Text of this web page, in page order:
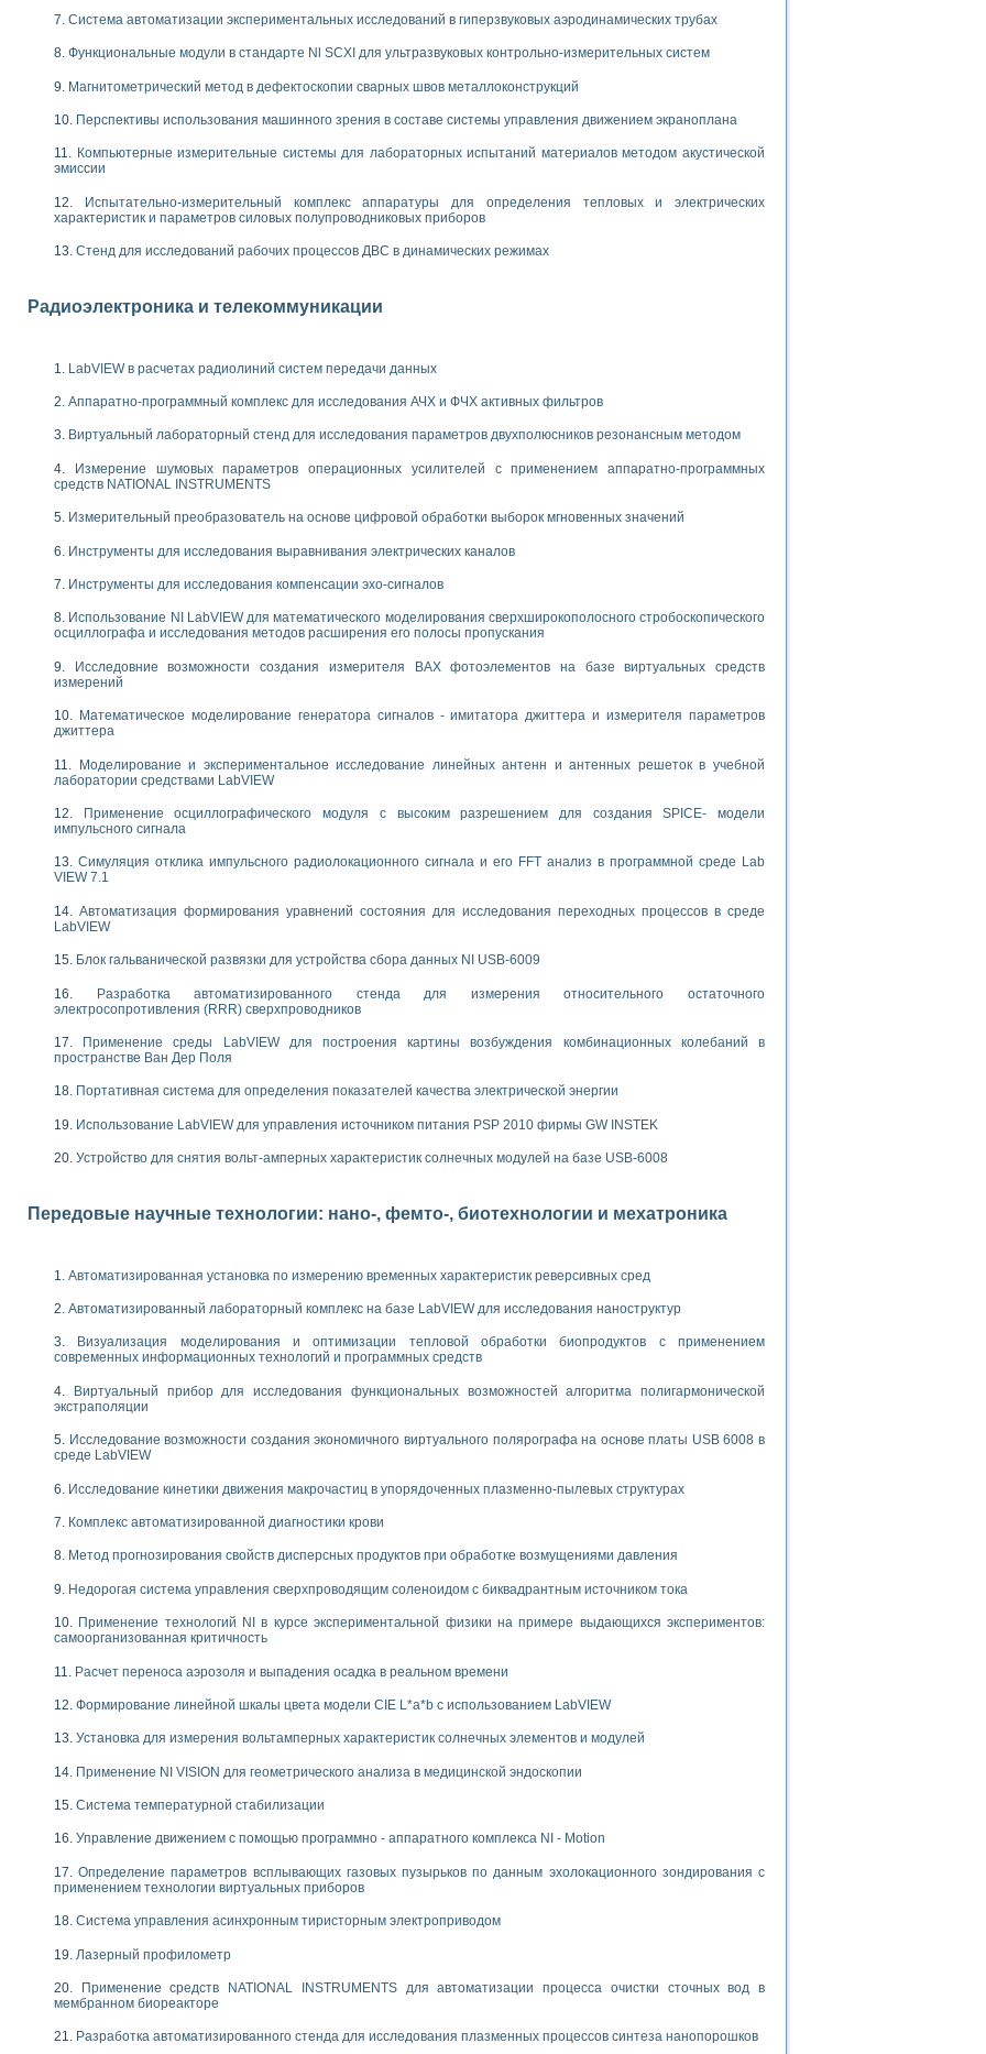
зрения для контроля образцов
переходных процессов при коротких замыканиях в узлах электрических нагрузок
путем моделирования технологических процессов пищевых производств с использованием языка программирования LabVIEW
процессом цементирования нефтегазовых скважин
среды специальной барокамеры
с использованием среды графического программирования LabVIEW для моделирования типовых химико-технологических процессов
термотрансферной маркировки изделий
для исследова¬ния электрофизических свойств аморфного гидрогенизированного карбида кремния (A-SIC:H)
швов на базе технологий фирмы NATIONAL INSTRUMENTS
стенда по измерению профиля зеркальной антенны и построению диаграммы направленности
нелинейных резистивных цепей
в процесе изучения специальных дисциплин в технических колледжах
WORKBENCH-MULTISIM для электротехнической подготовки инженеров-неэлектриков
ИНС на основе LabVIEW
теории коммутации
течения в расширяющемся канале
«Изучение магнитных свойств ферромагнетиков. Петля гистерезиса» с использованием графической среды программирования LabVIEW
адиабатического расширения газов
переходных характеристик асинхронных двигателей при пуске
результатов измерительного экспримента
измерений с помощью LabVIEW
INSTRUMENTS для создания систем автоматизированного лабораторного практикума
принципа действия универсального цифрового вольтметра
обеспечение учебных лабораторных стендов
для изучения технологии выращивания полупроводниковых и оптических монокристаллов
LabVIEW
для исследования АЧХ и ФЧХ активных фильтров
лабораторный практикум по курсу «радиотехнические цепи и сигналы»
INSTRUMENTS в операционной системе LINUX
полигармонической экстраполяции в среде LabVIEW
принципа действия универсального цифрового вольтметра
«Моделирование систем» и «Автоматизация проектирования систем и средств управления»
электрических характеристик газоразрядных и люминесцентных ламп
информационно-измерительным системам (ИИС)
теории Коммутации
работы «Имитационное моделирование погрешностей канала измерения температуры» в среде LabVIEW
решателей обыкновенных дифференциальных уравнений инструментальных систем моделирования
практикума по электронике кафедры информационных систем МИРЭА
по электротехнике в среде MULTISIM
частотного анализа для LabWindows/CVI и LabVIEW
«Технологии NATIONAL INSTRUMENTS» в ростовском колледже связи и информатики
программе «Прикладная физика и физическая информатика» инновационного образовательного проекта РУДН
постоянного тока
электромагнитного поля для испытаний изделий авионики
Система автоматизации экспериментальных исследований в гиперзвуковых аэродинамических трубах
Функциональные модули в стандарте Nl SCXI для ультразвуковых контрольно-измерительных систем
Магнитометрический метод в дефектоскопии сварных швов металлоконструкций
Перспективы использования машинного зрения в составе системы управления движением экраноплана
Компьютерные измерительные системы для лабораторных испытаний материалов методом акустической
эмиссии
Испытательно-измерительный комплекс аппаратуры для определения тепловых и электрических
характеристик и параметров силовых полупроводниковых приборов
Стенд для исследований рабочих процессов ДВС в динамических режимах
Радиоэлектроника и телекоммуникации
LabVIEW в расчетах радиолиний систем передачи данных
Аппаратно-программный комплекс для исследования АЧХ и ФЧХ активных фильтров
Виртуальный лабораторный стенд для исследования параметров двухполюсников резонансным методом
Измерение шумовых параметров операционных усилителей с применением аппаратно-программных
средств NATIONAL INSTRUMENTS
Измерительный преобразователь на основе цифровой обработки выборок мгновенных значений
Инструменты для исследования выравнивания электрических каналов
Инструменты для исследования компенсации эхо-сигналов
Использование NI LabVIEW для математического моделирования сверхширокополосного стробоскопического
осциллографа и исследования методов расширения его полосы пропускания
Исследовние возможности создания измерителя ВАХ фотоэлементов на базе виртуальных средств
измерений
Математическое моделирование генератора сигналов - имитатора джиттера и измерителя параметров
джиттера
Моделирование и экспериментальное исследование линейных антенн и антенных решеток в учебной
лаборатории средствами LabVIEW
Применение осциллографического модуля с высоким разрешением для создания SPICE- модели
импульсного сигнала
Симуляция отклика импульсного радиолокационного сигнала и его FFT анализ в программной среде Lab
VIEW 7.1
Автоматизация формирования уравнений состояния для исследования переходных процессов в среде
LabVIEW
Блок гальванической развязки для устройства сбора данных NI USB-6009
Разработка автоматизированного стенда для измерения относительного остаточного
электросопротивления (RRR) сверхпроводников
Применение среды LabVIEW для построения картины возбуждения комбинационных колебаний в
пространстве Ван Дер Поля
Портативная система для определения показателей качества электрической энергии
Использование LabVIEW для управления источником питания PSP 2010 фирмы GW INSTEK
Устройство для снятия вольт-амперных характеристик солнечных модулей на базе USB-6008
Передовые научные технологии: нано-, фемто-, биотехнологии и мехатроника
Автоматизированная установка по измерению временных характеристик реверсивных сред
Автоматизированный лабораторный комплекс на базе LabVIEW для исследования наноструктур
Визуализация моделирования и оптимизации тепловой обработки биопродуктов с применением
современных информационных технологий и программных средств
Виртуальный прибор для исследования функциональных возможностей алгоритма полигармонической
экстраполяции
Исследование возможности создания экономичного виртуального полярографа на основе платы USB 6008 в
среде LabVIEW
Исследование кинетики движения макрочастиц в упорядоченных плазменно-пылевых структурах
Комплекс автоматизированной диагностики крови
Метод прогнозирования свойств дисперсных продуктов при обработке возмущениями давления
Недорогая система управления сверхпроводящим соленоидом с биквадрантным источником тока
Применение технологий NI в курсе экспериментальной физики на примере выдающихся экспериментов:
самоорганизованная критичность
Расчет переноса аэрозоля и выпадения осадка в реальном времени
Формирование линейной шкалы цвета модели CIE L*a*b с использованием LabVIEW
Установка для измерения вольтамперных характеристик солнечных элементов и модулей
Применение NI VISION для геометрического анализа в медицинской эндоскопии
Система температурной стабилизации
Управление движением с помощью программно - аппаратного комплекса NI - Motion
Определение параметров всплывающих газовых пузырьков по данным эхолокационного зондирования с
применением технологии виртуальных приборов
Система управления асинхронным тиристорным электроприводом
Лазерный профилометр
Применение средств NATIONAL INSTRUMENTS для автоматизации процесса очистки сточных вод в
мембранном биореакторе
Разработка автоматизированного стенда для исследования плазменных процессов синтеза нанопорошков